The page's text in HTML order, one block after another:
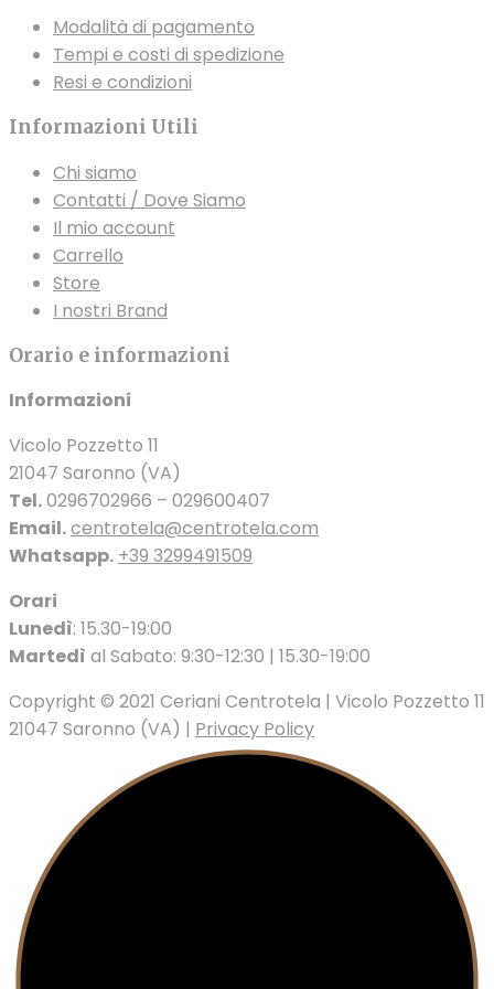
nella
pagina
del
prodotto
Modalità di pagamento
Tempi e costi di spedizione
Resi e condizioni
Informazioni Utili
Chi siamo
Contatti / Dove Siamo
Il mio account
Carrello
Store
I nostri Brand
Orario e informazioni
Informazioni
Vicolo Pozzetto 11
21047 Saronno (VA)
Tel.0296702966 – 029600407
Email.centrotela@centrotela.com
Whatsapp. +39 3299491509
Orari
Lunedì: 15.30-19:00
Martedì al Sabato: 9:30-12:30 | 15.30-19:00
Copyright © 2021 Ceriani Centrotela | Vicolo Pozzetto 11
21047 Saronno (VA) | Privacy Policy